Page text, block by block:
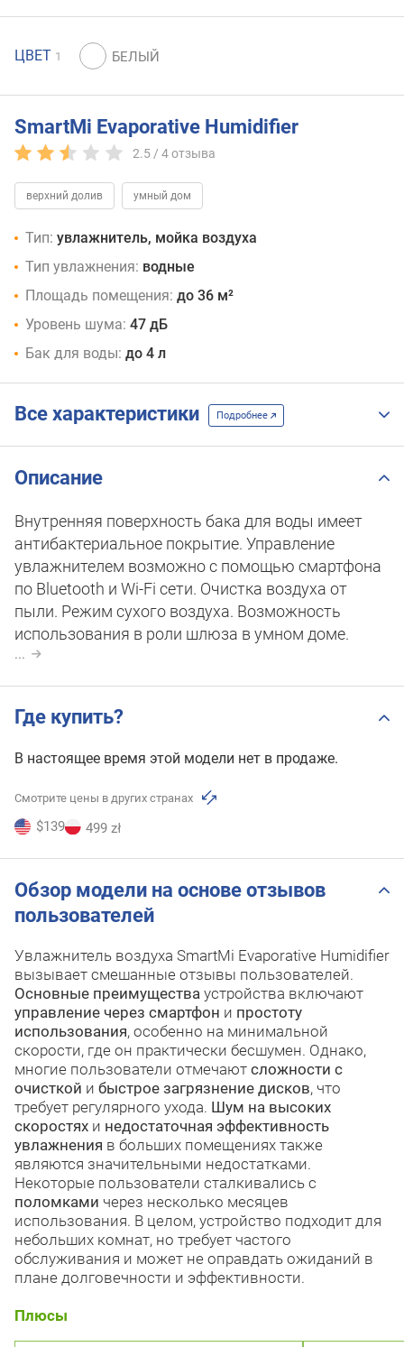
ЦВЕТ 1
SmartMi Evaporative Humidifier
2.5 /4 отзыва
верхний долив умный дом
Тип: увлажнитель, мойка воздуха
Тип увлажнения: водные
Площадь помещения: до 36 м²
Уровень шума: 47 дБ
Бак для воды: до 4 л
Все характеристики Подробнее
Описание
Внутренняя поверхность бака для воды имеет
антибактериальное покрытие. Управление
увлажнителем возможно с помощью смартфона
по Bluetooth и Wi-Fi сети. Очистка воздуха от
пыли. Режим сухого воздуха. Возможность
использования в роли шлюза в умном доме.
...
Где купить?
В настоящее время этой модели нет в продаже.
Смотрите цены в других странах
$139 499 zł
Обзор модели на основе отзывов
пользователей
Увлажнитель воздуха SmartMi Evaporative Humidifier
вызывает смешанные отзывы пользователей.
Основные преимущества устройства включают
управление через смартфон и простоту
использования, особенно на минимальной
скорости, где он практически бесшумен. Однако,
многие пользователи отмечают сложности с
очисткой и быстрое загрязнение дисков, что
требует регулярного ухода. Шум на высоких
скоростях и недостаточная эффективность
увлажнения в больших помещениях также
являются значительными недостатками.
Некоторые пользователи сталкивались с
поломками через несколько месяцев
использования. В целом, устройство подходит для
небольших комнат, но требует частого
обслуживания и может не оправдать ожиданий в
плане долговечности и эффективности.
Плюсы